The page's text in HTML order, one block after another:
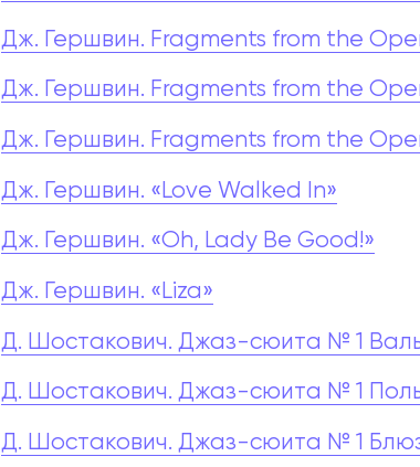
Дж. Гершвин. Fragments from the
Дж. Гершвин. Fragments from the
Дж. Гершвин. Fragments from the
Дж. Гершвин. «Love Walked In»
Дж. Гершвин. «Oh, Lady Be Good!»
Дж. Гершвин. «Liza»
Д. Шостакович. Джаз-сюита № 1
Д. Шостакович. Джаз-сюита № 1
Д. Шостакович. Джаз-сюита № 1